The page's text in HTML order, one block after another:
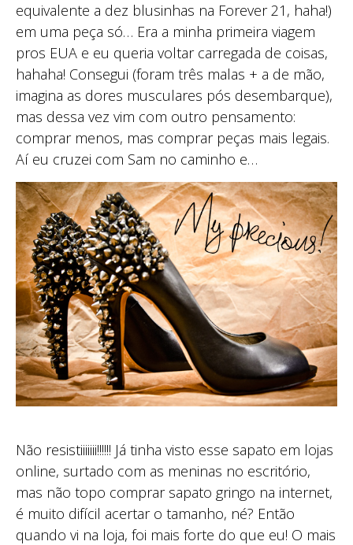
equivalente a dez blusinhas na Forever 21, haha!)
em uma peça só… Era a minha primeira viagem
pros EUA e eu queria voltar carregada de coisas,
hahaha! Consegui (foram três malas + a de mão,
imagina as dores musculares pós desembarque),
mas dessa vez vim com outro pensamento:
comprar menos, mas comprar peças mais legais.
Aí eu cruzei com Sam no caminho e…
Não resistiiiiiii!!!!!! Já tinha visto esse sapato em lojas
online, surtado com as meninas no escritório,
mas não topo comprar sapato gringo na internet,
é muito difícil acertar o tamanho, né? Então
quando vi na loja, foi mais forte do que eu! O mais